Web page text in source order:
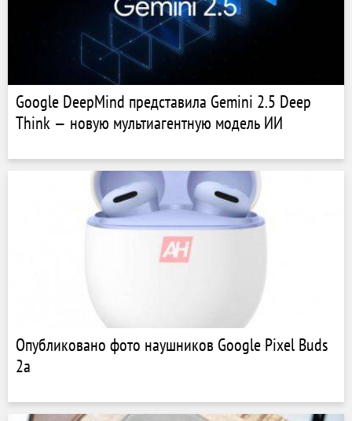
Google DeepMind представила Gemini 2.5 Deep
Think — новую мультиагентную модель ИИ
Опубликовано фото наушников Google Pixel Buds
2a